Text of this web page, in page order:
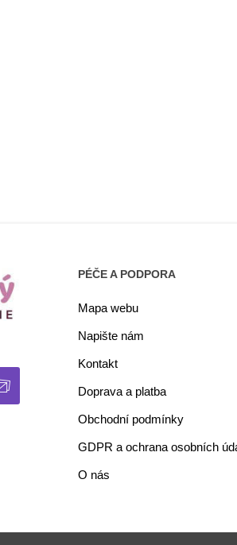
PÉČE A PODPORA
Mapa webu
Napište nám
Kontakt
Doprava a platba
Obchodní podmínky
GDPR a ochrana osobních
O nás